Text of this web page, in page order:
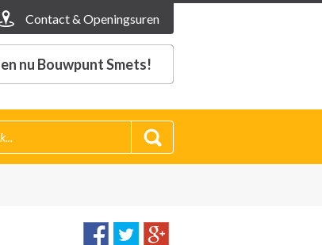
Contact & Openingsuren
nu Bouwpunt Smets!